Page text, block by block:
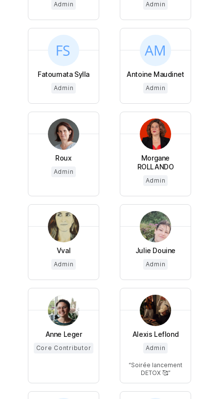
Admin Admin
Fatoumata Sylla
Admin
Antoine Maudinet
Admin
Roux
Admin
Morgane
ROLLANDO
Admin
Vval
Admin
Julie Douine
Admin
Anne Leger
Core Contributor
Alexis Leflond
Admin
Soirée lancement
DETOX 🥰